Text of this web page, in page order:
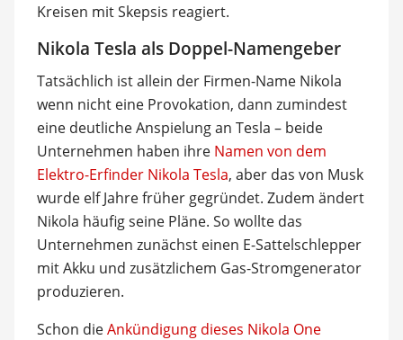
Kreisen mit Skepsis reagiert.
Nikola Tesla als Doppel-Namengeber
Tatsächlich ist allein der Firmen-Name Nikola
wenn nicht eine Provokation, dann zumindest
eine deutliche Anspielung an Tesla – beide
Unternehmen haben ihre Namen von dem
Elektro-Erfinder Nikola Tesla, aber das von Musk
wurde elf Jahre früher gegründet. Zudem ändert
Nikola häufig seine Pläne. So wollte das
Unternehmen zunächst einen E-Sattelschlepper
mit Akku und zusätzlichem Gas-Stromgenerator
produzieren.
Schon dieAnkündigung dieses Nikola One